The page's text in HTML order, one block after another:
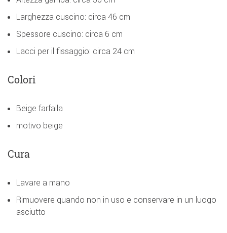
Larghezza cuscino: circa 46 cm
Spessore cuscino: circa 6 cm
Lacci per il fissaggio: circa 24 cm
Colori
Beige farfalla
motivo beige
Cura
Lavare a mano
Rimuovere quando non in uso e conservare in un luogo
asciutto